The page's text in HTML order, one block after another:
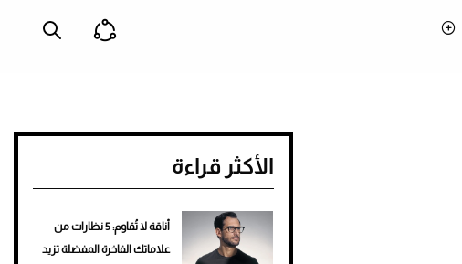
الأكثر قراءة
أناقة لا تُقاوم: 5 نظارات من
علاماتك الفاخرة المفضلة تزيد